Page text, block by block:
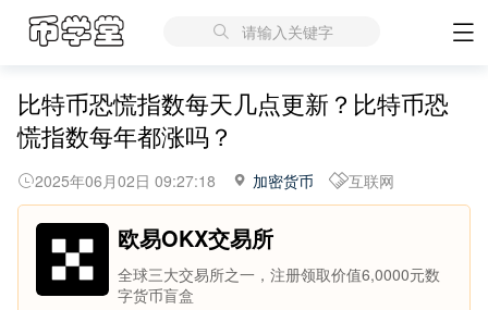
请输入关键字
比特币恐慌指数每天几点更新？比特币恐
慌指数每年都涨吗？
2025年06月02日 09:27:18 加密货币 互联网
欧易OKX交易所
全球三大交易所之一，注册领取价值6,0000元数
字货币盲盒